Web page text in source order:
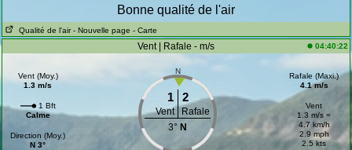
Bonne qualité de l'air
Qualité de l'air - Nouvelle page - Carte
Vent | Rafale - m/s 04:40:22
Vent (Moy.)
1.3 m/s
1 Bft
Calme
Direction (Moy.)
N 3°
N
1 2
Vent
Rafale
3° N
Rafale (Maxi.)
4.1 m/s
Vent
1.3 m/s =
4.7 km/h
2.9 mph
2.5 kts